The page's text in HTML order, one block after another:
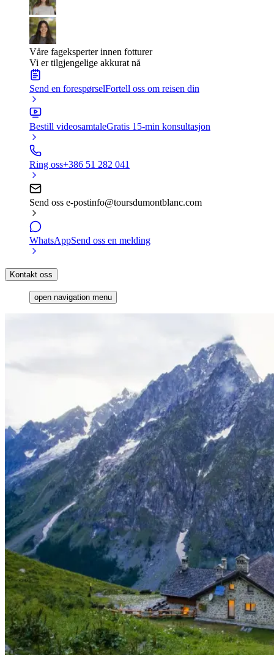
Våre fageksperter innen fotturer
Vi er tilgjengelige akkurat nå
Send en forespørselFortell oss om reisen din
Bestill videosamtaleGratis 15-min konsultasjon
Ring oss+386 51 282 041
Send oss e-postinfo@toursdumontblanc.com
WhatsAppSend oss en melding
Kontakt oss
open navigation menu